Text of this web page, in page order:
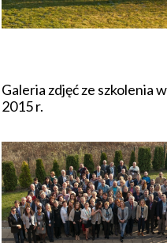
Galeria zdjęć ze szkolenia
2015 r.